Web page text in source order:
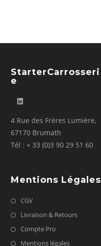
StarterCarrosseri
E
4 Rue des Frères Lumière,
67170 Brumath
Tél : + 33 (0)3 90 29 51 60
Mentions Légales
CGV
Livraison & Retours
Compte Pro
Mentions légales